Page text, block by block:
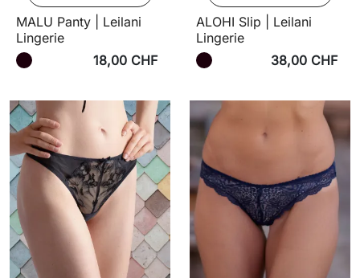
MALU Panty | Leilani
Lingerie
18,00 CHF
ALOHI Slip | Leilani
Lingerie
38,00 CHF